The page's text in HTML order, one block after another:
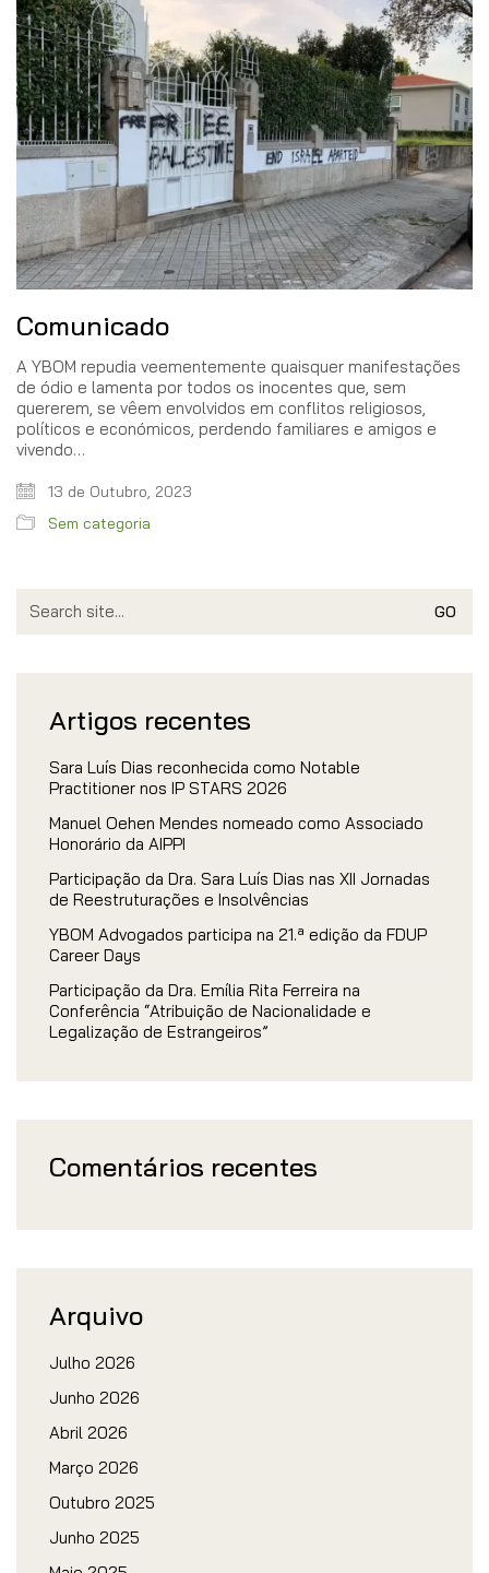
Comunicado
A YBOM repudia veementemente quaisquer manifestações
de ódio e lamenta por todos os inocentes que, sem
quererem, se vêem envolvidos em conflitos religiosos,
políticos e económicos, perdendo familiares e amigos e
vivendo…
13 de Outubro, 2023
Sem categoria
for:
Artigos recentes
Sara Luís Dias reconhecida como Notable
Practitioner nos IP STARS 2026
Manuel Oehen Mendes nomeado como Associado
Honorário da AIPPI
Participação da Dra. Sara Luís Dias nas XII Jornadas
de Reestruturações e Insolvências
YBOM Advogados participa na 21.ª edição da FDUP
Career Days
Participação da Dra. Emília Rita Ferreira na
Conferência “Atribuição de Nacionalidade e
Legalização de Estrangeiros”
Comentários recentes
Arquivo
Julho 2026
Junho 2026
Abril 2026
Março 2026
Outubro 2025
Junho 2025